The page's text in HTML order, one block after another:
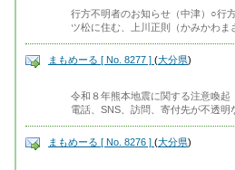
行方不明者のお知らせ（中津）○行
ツ松に住む、上川正則（かみかわ
まもめーる [ No. 8277 ] (大分県)
令和８年熊本地震に関する注意喚
電話、SNS、訪問、寄付先が不透
まもめーる [ No. 8276 ] (大分県)